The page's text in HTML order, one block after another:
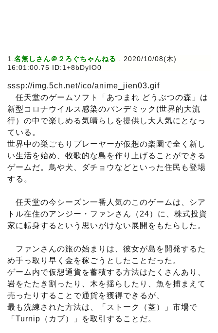
1:名無しさん＠２ろぐちゃんねる : 2020/10/08(木)
16:01:00.75 ID:1+8bDyIO0
sssp://img.5ch.net/ico/anime_jien03.gif
任天堂のゲームソフト「あつまれ どうぶつの森」は
新型コロナウイルス感染のパンデミック(世界的大流
行）の中で楽しめる気晴らしを提供し大人気にとなっ
ている。
世界中の巣ごもりプレーヤーが仮想の楽園で全く新し
い生活を始め、牧歌的な島を作り上げることができる
ゲームだ。鳥や犬、ダチョウなどといった住民も登場
する。
任天堂の今シーズン一番人気のこのゲームは、シア
トル在住のアンジー・ファンさん（24）に、株式投資
家に転身するという思いがけない展開をもたらした。
ファンさんの旅の始まりは、彼女が島を開発するた
め手っ取り早く金を稼ごうとしたことだった。
ゲーム内で仮想通貨を蓄積する方法はたくさんあり、
岩をたたき割ったり、木を揺らしたり、魚を捕まえて
売ったりすることで通貨を獲得できるが、
最も洗練された方法は、「ストーク（茎）」市場で
「Turnip（カブ）」を取引することだ。